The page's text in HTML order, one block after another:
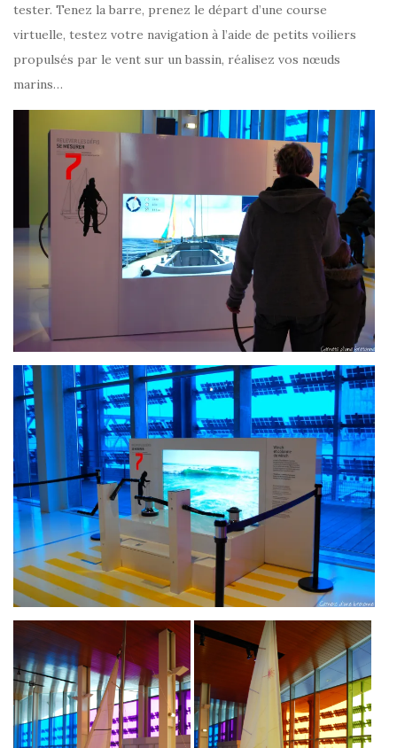
tester. Tenez la barre, prenez le départ d’une course
virtuelle, testez votre navigation à l’aide de petits voiliers
propulsés par le vent sur un bassin, réalisez vos nœuds
marins…